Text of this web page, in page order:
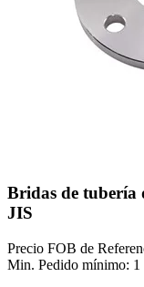
Bridas de tubería
JIS
Precio FOB de
Min. Pedido mínimo: 1